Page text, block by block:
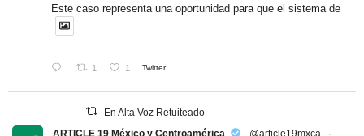
Este caso representa una oportunidad para que el sistema de
1 1 Twitter
En Alta Voz Retuiteado
ARTICLE 19 México y Centroamérica
@article19mxca
·